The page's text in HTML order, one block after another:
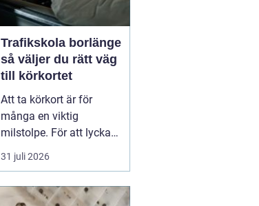
Trafikskola borlänge
så väljer du rätt väg
till körkortet
Att ta körkort är för
många en viktig
milstolpe. För att lyckas
på ett tryggt och
effektivt sätt spelar valet
Den som söker en
31 juli 2026